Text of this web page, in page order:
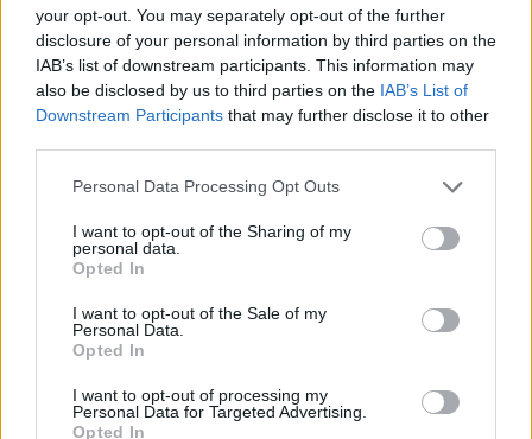
your opt-out. You may separately opt-out of the further
disclosure of your personal information by third parties on the
IAB’s list of downstream participants. This information may
also be disclosed by us to third parties on the IAB’s List of
Downstream Participants that may further disclose it to other
Please note that this website/app uses one or more Google
not limited to your visit or usage behaviour. You may click to
grant or deny consent to Google and its third-party tags to
use your data for below specified purposes in below Google
consent section.
Personal Data Processing Opt Outs
I want to opt-out of the Sharing of my
personal data.
Opted In
I want to opt-out of the Sale of my
Personal Data.
Opted In
I want to opt-out of processing my
Personal Data for Targeted Advertising.
Opted In
διάρκεια αρκετών συναντήσεων,
συμπεριλαμβανομένης μιας συνεδρίασης του
υπουργικού του συμβουλίου.
αξιωματούχους που γελούσαν τον Φεβρουάριο.
«Δεν κοιμήθηκα. Απλώς τα έκλεισα γιατί ήθελα
να την κάνω από εδώ».
Πέρυσι, στονΜπάιντεν
διαγνώστηκε μία
«επιθετική μορφή» καρκίνου του προστάτη που
είχε εξαπλωθεί στα οστά του και υποβλήθηκε σε
ακτινοθεραπεία.